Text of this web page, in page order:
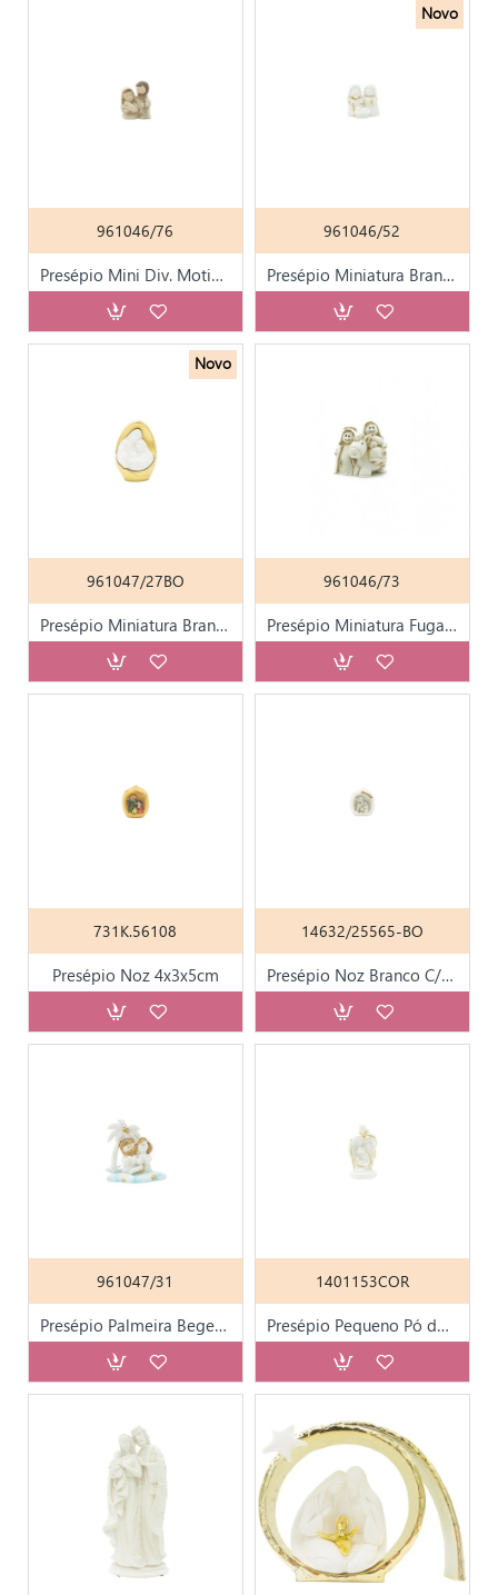
961046/76
Presépio Mini Div. Motivos 4cm
Novo
961046/52
Presépio Miniatura Branco C/ Dourado 3.5cm
Novo
961047/27BO
Presépio Miniatura Branco e Dourado 7cm
961046/73
Presépio Miniatura Fuga 3,5cm
731K.56108
Presépio Noz 4x3x5cm
14632/25565-BO
Presépio Noz Branco C/ Dourado 4.5cm
961047/31
Presépio Palmeira Bege C/ Dourado 7cm
1401153COR
Presépio Pequeno Pó de Pedra